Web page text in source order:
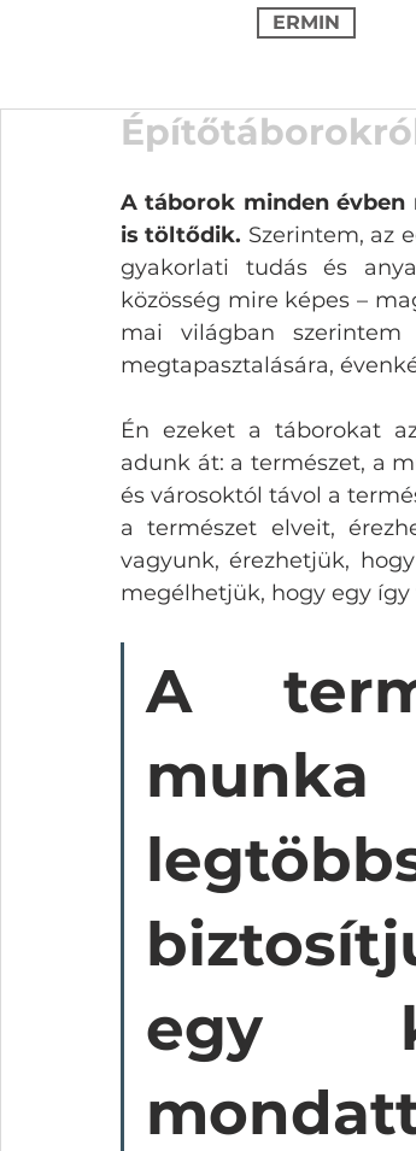
ERMIN
A táborok minden évben
is töltődik. Szerintem, az
gyakorlati tudás és
közösség mire képes –
mai világban
megtapasztalására,
Én ezeket a táborokat
adunk át: a természet, a
és városoktól távol a
a természet elveit,
vagyunk, érezhetjük,
megélhetjük, hogy egy így
A
egy